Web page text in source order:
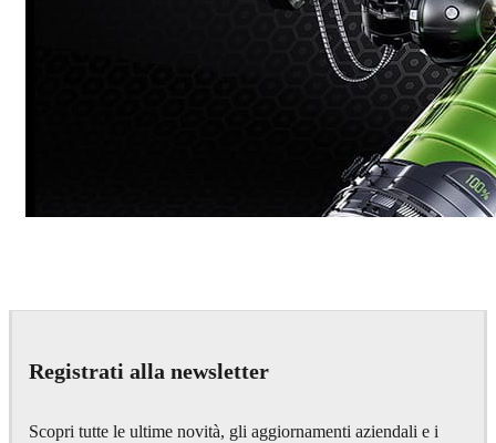
Registrati alla newsletter
Scopri tutte le ultime novità, gli aggiornamenti aziendali e i